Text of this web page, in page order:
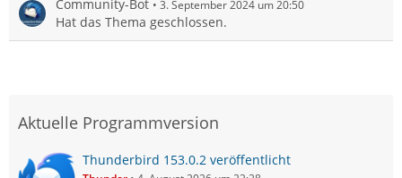
Community-Bot 3. September 2024 um 20:50
Hat das Thema geschlossen.
Aktuelle Programmversion
Thunderbird 153.0.2 veröffentlicht